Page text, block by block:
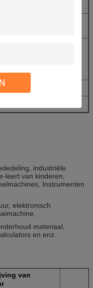
polijst
sleutels,
industriële
leert van kinderen,
Instrumenten
elektronisch
materiaal,
en enz.
van